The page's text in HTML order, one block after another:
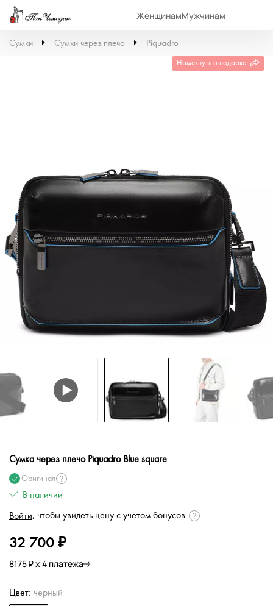
ЖенщинамМужчинам
Сумки Сумки через плечо Piquadro
Намекнуть о подарке
Сумка через плечо Piquadro Blue square
Оригинал
В наличии
Войти, чтобы увидеть цену с учетом бонусов
32 700 ₽
8175 ₽ х 4 платежа
Цвет: черный